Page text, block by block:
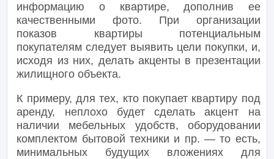
информацию о квартире, дополнив ее
качественными фото. При организации
показов квартиры потенциальным
покупателям следует выявить цели покупки, и,
исходя из них, делать акценты в презентации
жилищного объекта.
К примеру, для тех, кто покупает квартиру под
аренду, неплохо будет сделать акцент на
наличии мебельных удобств, оборудовании
комплектом бытовой техники и пр. — то есть,
минимальных будущих вложениях для